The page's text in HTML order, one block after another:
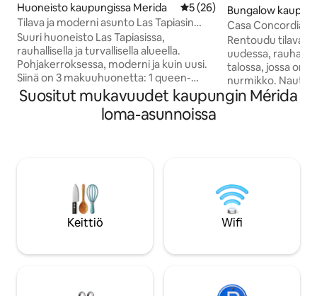
Huoneisto kaupungissa Merida Keskimääräinen arvio 5/5,
5 (26)
Tilava ja moderni asunto Las Tapiasin
asuinalueella
Suuri huoneisto Las Tapiasissa,
rauhallisella ja turvallisella alueella.
Pohjakerroksessa, moderni ja kuin uusi.
Siinä on 3 makuuhuonetta: 1 queen-
vuode, 2 parivuodetta ja vuodesohva.
Mukava olohuone, jossa on televisio ja
suuri ikkuna, josta on näkymä
kylpyhuone. Sisältää pesukoneen.
Ihanteellinen perheille tai ryhmille, jotka
etsivät mukavuutta ja hyvää sijaintia. Ole
hyvä ja kerro meille, jos ajoneuvosi on
pysäköintipaikka.
Bungalow
a
Casa Concordia:
Rentoudu
uudessa,
talossa, jossa on
nurmikko. Nauti
vedestä,
Sijaitsee
luonnonvaloon ja
Etuoikeutettu
lähellä 24 tuntia,
ja mukava pääsy
Suositut mukavuudet kaupungin Mérida
loma-asunnoissa
Keittiö Wifi